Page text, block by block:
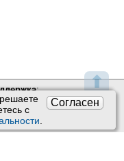
⬆
Согласен
с
.
практике.
потеря зрения
временный
описаны случаи,
амаврозу.
данные о
:
связь
kiberis@mail.ru